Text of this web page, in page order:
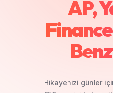
AP,
Hikayenizi günler